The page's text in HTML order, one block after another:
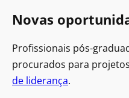
Novas
Profissionais pós-
procurados para
de liderança.